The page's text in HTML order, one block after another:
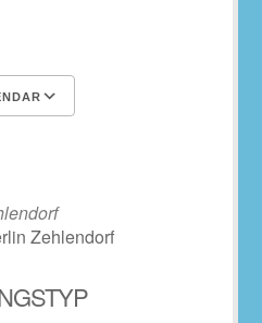
Zehlendorf